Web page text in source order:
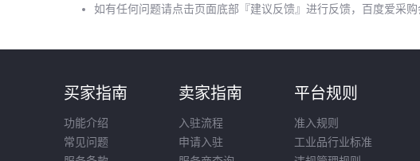
痕，但
选大理
适配度
如有任何问题请点击页面底部『建议反馈』进行反馈，百度爱采购
买家指南
功能介绍
常见问题
卖家指南
入驻流程
申请入驻
平台规则
准入规则
工业品行业标准